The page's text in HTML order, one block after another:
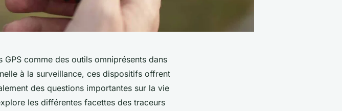
comme des outils omniprésents dans
à la surveillance, ces dispositifs offrent
des questions importantes sur la vie
les différentes facettes des traceurs